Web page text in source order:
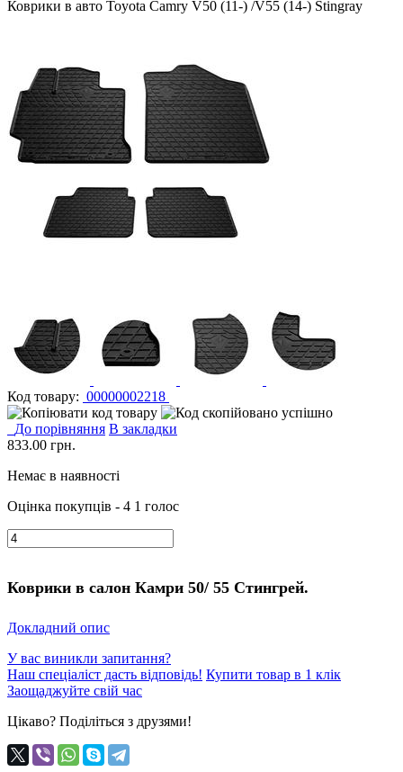
Коврики в авто Toyota Camry V50 (11-) /V55 (14-) Stingray
Код товару: 00000002218
До порівняння В закладки
833.00 грн.
Немає в наявності
Оцінка покупців - 4 1 голос
Коврики в салон Камри 50/ 55 Стингрей.
Докладний опис
У вас виникли запитання?
Наш спеціаліст дасть відповідь! Купити товар в 1 клік
Заощаджуйте свій час
Цікаво? Поділіться з друзями!